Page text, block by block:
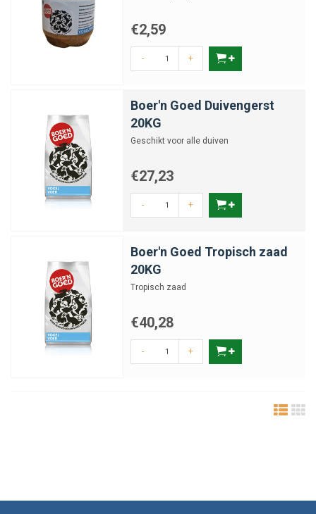
€2,59
- +
Boer'n Goed Duivengerst
20KG
Geschikt voor alle duiven
€27,23
- +
Boer'n Goed Tropisch zaad
20KG
Tropisch zaad
€40,28
- +